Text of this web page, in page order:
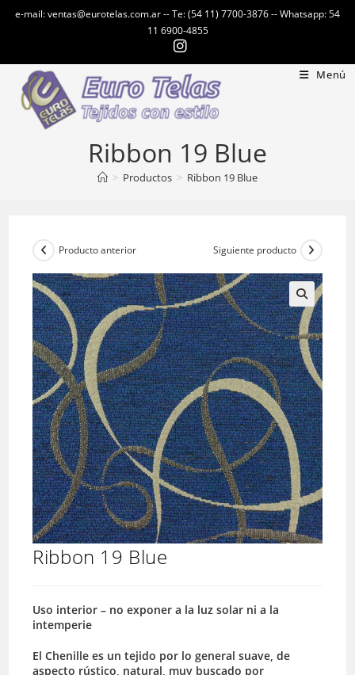
e-mail: ventas@eurotelas.com.ar -- Te: (54 11) 7700-3876 -- Whatsapp: 54
11 6900-4855
Menú
Ribbon 19 Blue
> Productos > Ribbon 19 Blue
Producto anterior Siguiente producto
Ribbon 19 Blue
Uso interior – no exponer a la luz solar ni a la
intemperie
El Chenille es un tejido por lo general suave, de
aspecto rústico, natural, muy buscado por